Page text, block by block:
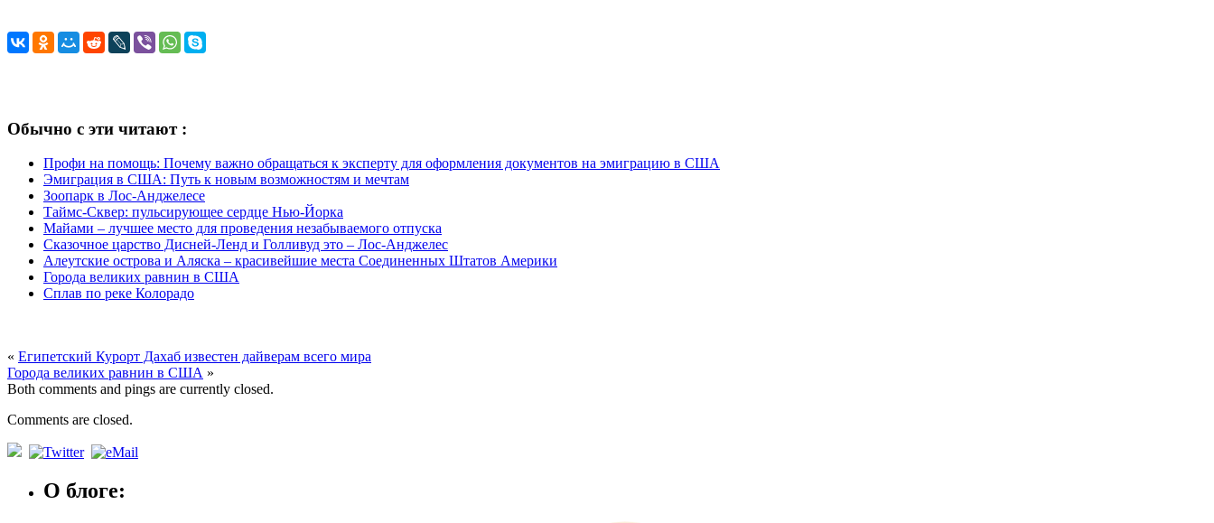
Обычно с эти читают :
Профи на помощь: Почему важно обращаться к эксперту для оформления документов на эмиграцию в США
Эмиграция в США: Путь к новым возможностям и мечтам
Зоопарк в Лос-Анджелесе
Таймс-Сквер: пульсирующее сердце Нью-Йорка
Майами – лучшее место для проведения незабываемого отпуска
Сказочное царство Дисней-Ленд и Голливуд это – Лос-Анджелес
Алеутские острова и Аляска – красивейшие места Соединенных Штатов Америки
Города великих равнин в США
Сплав по реке Колорадо
« Египетский Курорт Дахаб известен дайверам всего мира
Города великих равнин в США »
Both comments and pings are currently closed.
Comments are closed.
О блоге: